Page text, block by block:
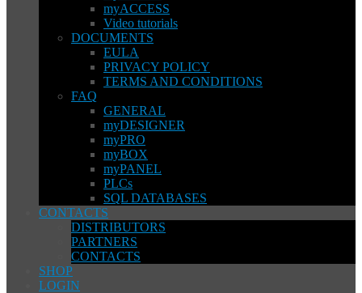
myACCESS
Video tutorials
DOCUMENTS
EULA
PRIVACY POLICY
TERMS AND CONDITIONS
FAQ
GENERAL
myDESIGNER
myPRO
myBOX
myPANEL
PLCs
SQL DATABASES
CONTACTS
DISTRIBUTORS
PARTNERS
CONTACTS
SHOP
LOGIN